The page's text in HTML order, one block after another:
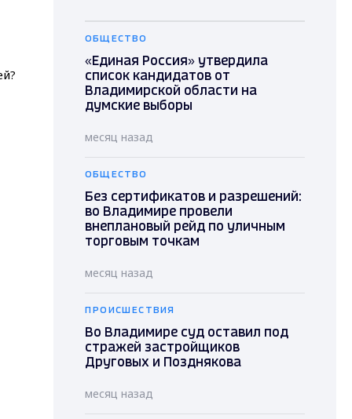
ОБЩЕСТВО
«Единая Россия» утвердила
список кандидатов от
Владимирской области на
думские выборы
месяц назад
ОБЩЕСТВО
Без сертификатов и разрешений:
во Владимире провели
внеплановый рейд по уличным
торговым точкам
месяц назад
ПРОИСШЕСТВИЯ
Во Владимире суд оставил под
стражей застройщиков
Друговых и Позднякова
месяц назад